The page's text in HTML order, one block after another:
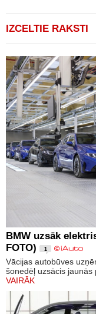
IZCELTIE RAKSTI
BMW uzsāk
FOTO)
1
Vācijas autobūves
šonedēļ uzsācis jaunās
VAIRĀK